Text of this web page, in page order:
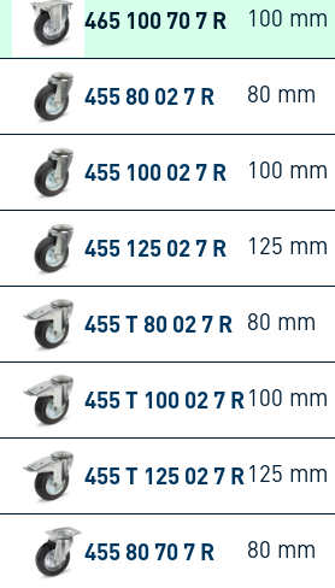
465 100 70 7 R 100 mm
455 80 02 7 R 80 mm
455 100 02 7 R 100 mm
455 125 02 7 R 125 mm
455 T 80 02 7 R 80 mm
455 T 100 02 7 R 100 mm
455 T 125 02 7 R 125 mm
455 80 70 7 R 80 mm